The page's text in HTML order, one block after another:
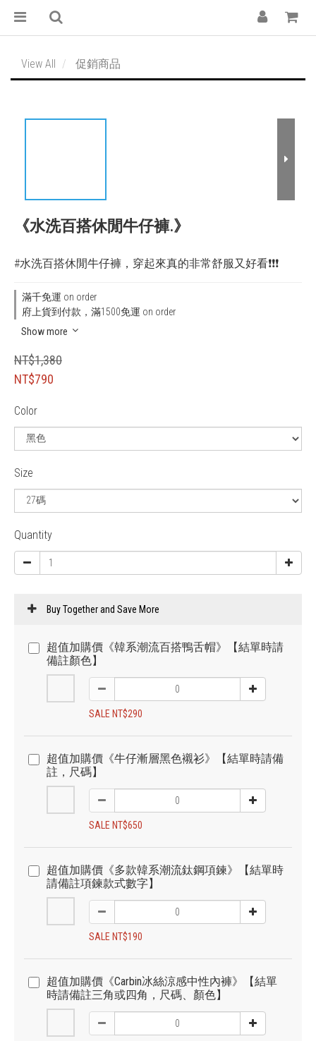
View All 促銷商品
《水洗百搭休閒牛仔褲.》
#水洗百搭休閒牛仔褲，穿起來真的非常舒服又好看❗️❗️❗️
滿千免運 on order
府上貨到付款，滿1500免運 on order
Show more
NT$1,380
NT$790
Color
Size
Quantity
Buy Together and Save More
超值加購價《韓系潮流百搭鴨舌帽》【結單時請
備註顏色】
SALE NT$290
超值加購價《牛仔漸層黑色襯衫》【結單時請備
註，尺碼】
SALE NT$650
超值加購價《多款韓系潮流鈦鋼項鍊》【結單時
請備註項鍊款式數字】
SALE NT$190
超值加購價《Carbin冰絲涼感中性內褲》【結單
時請備註三角或四角，尺碼、顏色】